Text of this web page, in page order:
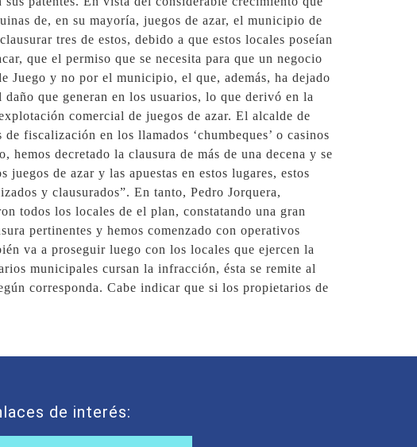
de, en su mayoría, juegos de azar, el municipio de
tres de estos, debido a que estos locales poseían
que el permiso que se necesita para que un negocio
Juego y no por el municipio, el que, además, ha dejado
que generan en los usuarios, lo que derivó en la
comercial de juegos de azar. El alcalde de
fiscalización en los llamados ‘chumbeques’ o casinos
decretado la clausura de más de una decena y se
de azar y las apuestas en estos lugares, estos
y clausurados”. En tanto, Pedro Jorquera,
todos los locales de el plan, constatando una gran
pertinentes y hemos comenzado con operativos
va a proseguir luego con los locales que ejercen la
municipales cursan la infracción, ésta se remite al
corresponda. Cabe indicar que si los propietarios de
de interés: